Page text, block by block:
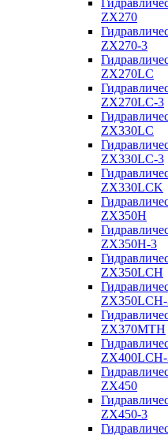
ZX270
ZX270-3
ZX270LC
ZX270LC-3
ZX330LC
ZX330LC-3
ZX330LCK
ZX350H
ZX350H-3
ZX350LCH
ZX370MTH
ZX450
ZX450-3